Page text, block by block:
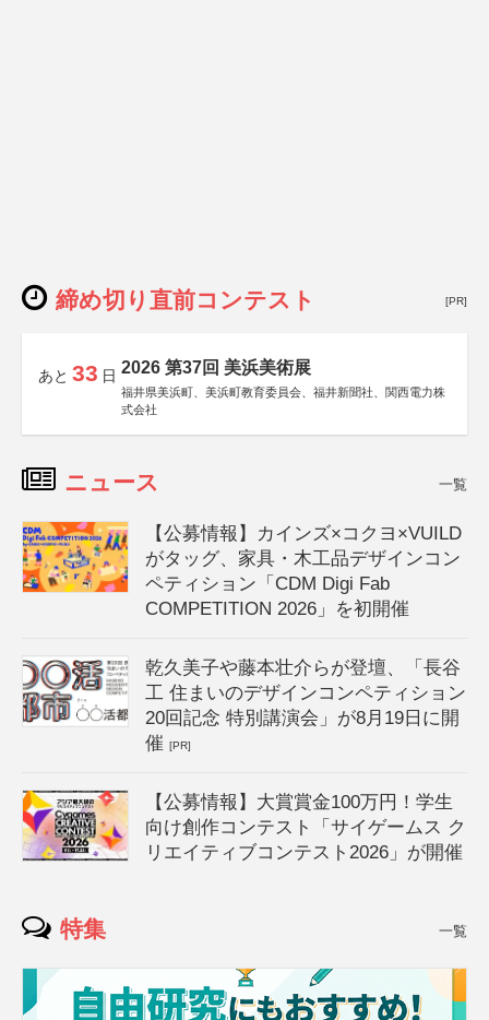
締め切り直前コンテスト [PR]
あと 33 日 2026 第37回 美浜美術展
福井県美浜町、美浜町教育委員会、福井新聞社、関西電力株
式会社
ニュース 一覧
【公募情報】カインズ×コクヨ×VUILD
がタッグ、家具・木工品デザインコン
ペティション「CDM Digi Fab
COMPETITION 2026」を初開催
乾久美子や藤本壮介らが登壇、「長谷
工 住まいのデザインコンペティション
20回記念 特別講演会」が8月19日に開
催[PR]
【公募情報】大賞賞金100万円！学生
向け創作コンテスト「サイゲームス ク
リエイティブコンテスト2026」が開催
特集 一覧